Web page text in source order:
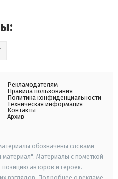
Рекламодателям
Правила пользования
Политика конфиденциальности
Техническая информация
Контакты
Архив
обозначены словами
материал". Материалы с пометкой
авторов и героев.
взглядов. Подробнее о рекламе